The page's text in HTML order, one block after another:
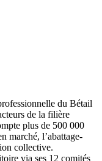
du Bétail
de la filière
plus de 500 000
marché, l’abattage-
collective.
via ses 12 comités